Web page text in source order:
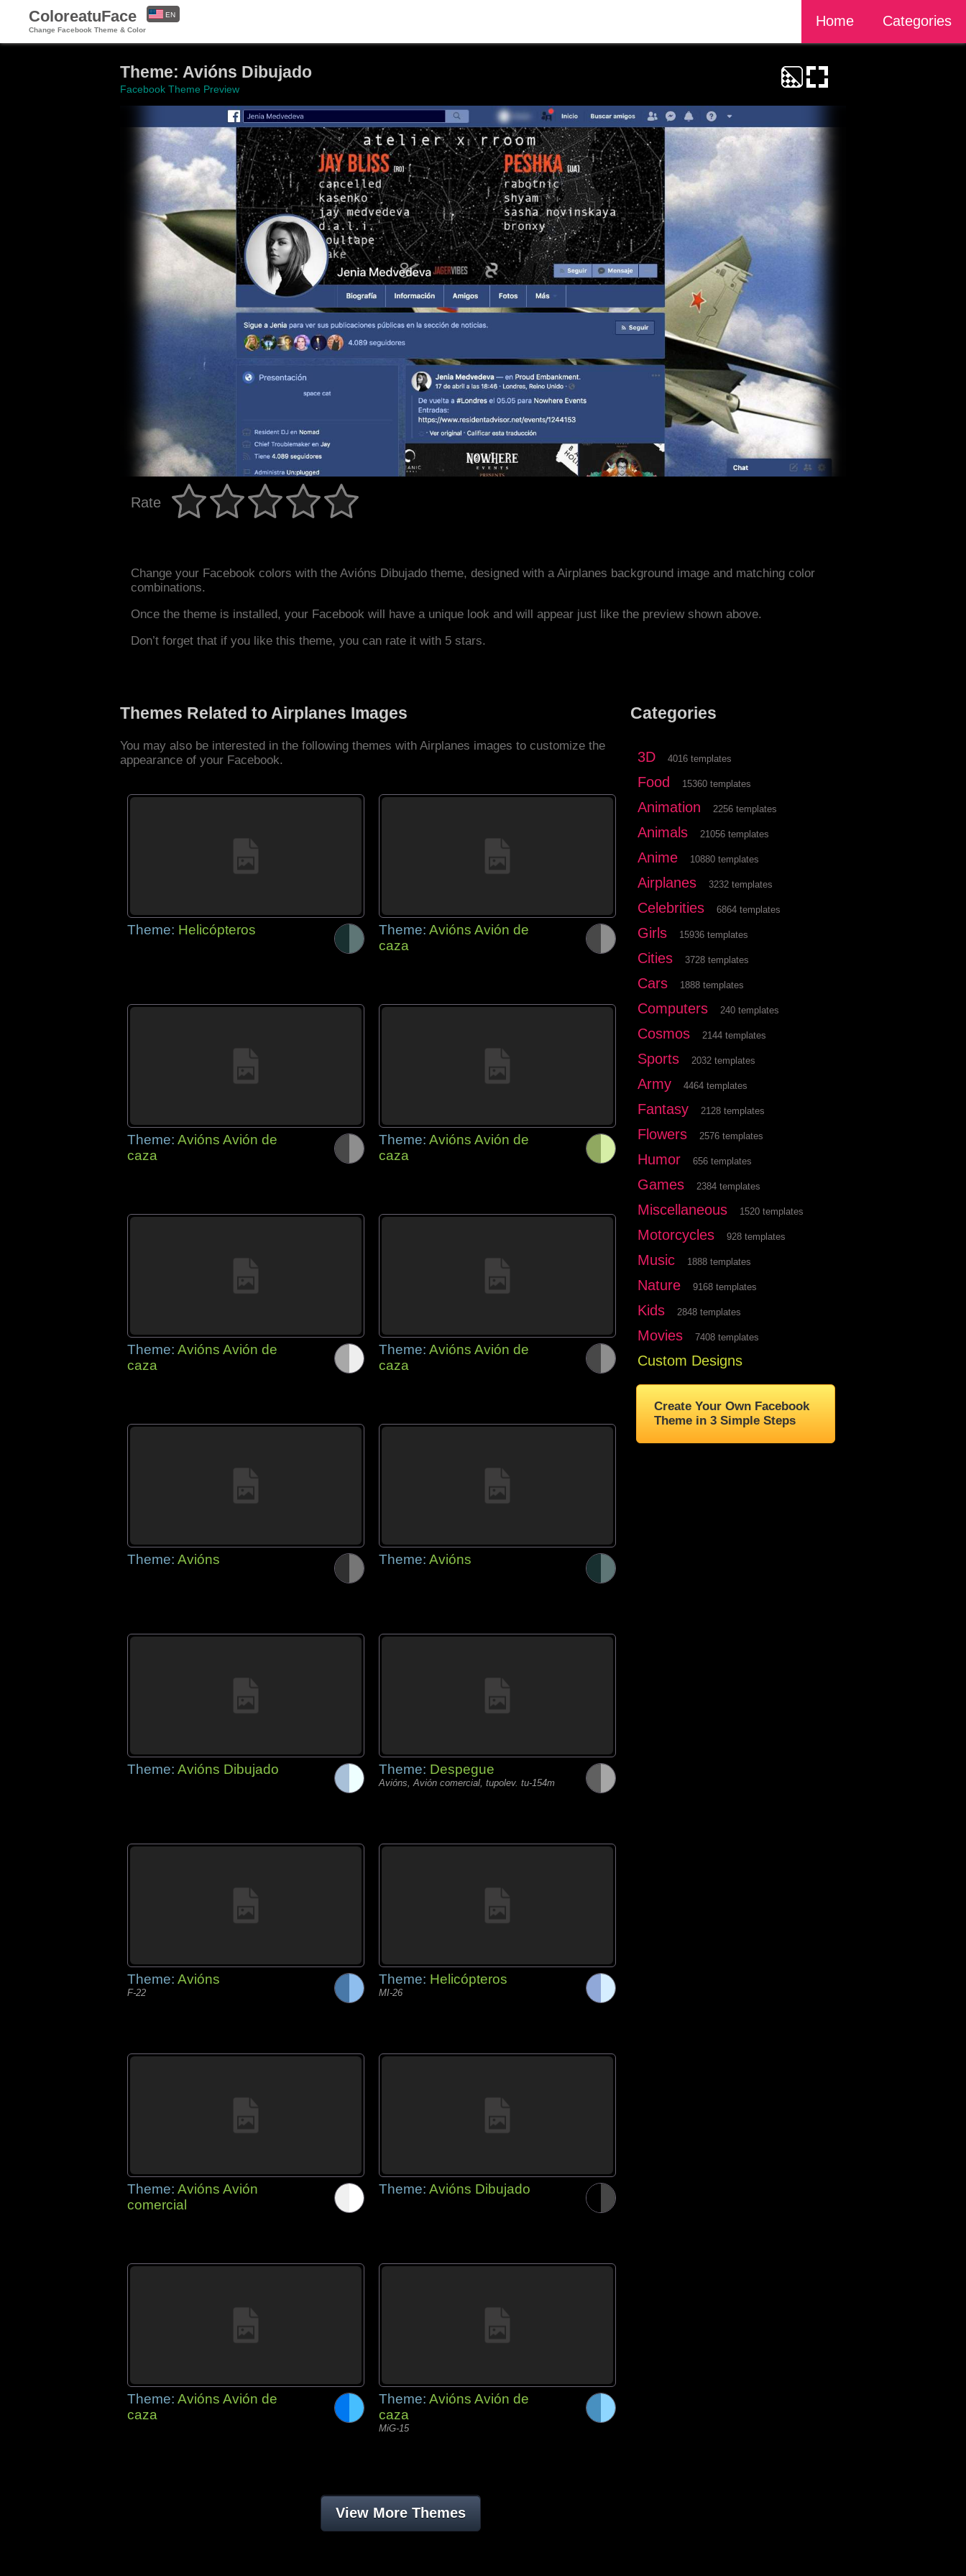
ColoreatuFace
Change Facebook Theme & Color
Home Categories
EN
Theme: Avións Dibujado
Facebook Theme Preview
Rate
Change your Facebook colors with the Avións Dibujado theme, designed with a Airplanes background image and matching color
combinations.
Once the theme is installed, your Facebook will have a unique look and will appear just like the preview shown above.
Don’t forget that if you like this theme, you can rate it with 5 stars.
Themes Related to Airplanes Images
You may also be interested in the following themes with Airplanes images to customize the
appearance of your Facebook.
Theme: Helicópteros Theme: Avións Avión de
caza
Theme: Avións Avión de
caza
Theme: Avións Avión de
caza
Theme: Avións Avión de
caza
Theme: Avións Avión de
caza
Theme: Avións Theme: Avións
Theme: Avións Dibujado Theme: Despegue
Avións, Avión comercial, tupolev. tu-154m
Theme: Avións
F-22
Theme: Helicópteros
MI-26
Theme: Avións Avión
comercial
Theme: Avións Dibujado
Theme: Avións Avión de
caza
Theme: Avións Avión de
caza
MiG-15
View More Themes
Categories
3D 4016 templates
Food 15360 templates
Animation 2256 templates
Animals 21056 templates
Anime 10880 templates
Airplanes 3232 templates
Celebrities 6864 templates
Girls 15936 templates
Cities 3728 templates
Cars 1888 templates
Computers 240 templates
Cosmos 2144 templates
Sports 2032 templates
Army 4464 templates
Fantasy 2128 templates
Flowers 2576 templates
Humor 656 templates
Games 2384 templates
Miscellaneous 1520 templates
Motorcycles 928 templates
Music 1888 templates
Nature 9168 templates
Kids 2848 templates
Movies 7408 templates
Custom Designs
Create Your Own Facebook
Theme in 3 Simple Steps